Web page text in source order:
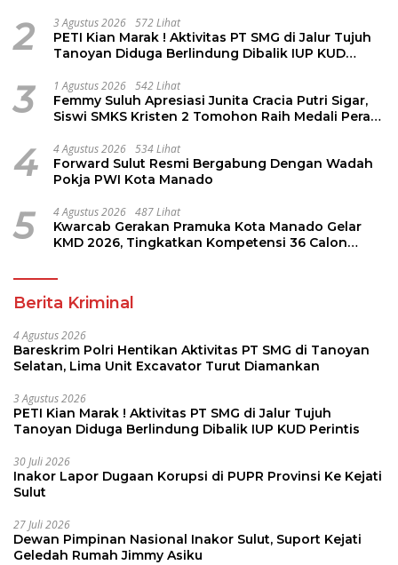
2 3 Agustus 2026 572 Lihat
PETI Kian Marak ! Aktivitas PT SMG di Jalur Tujuh
Tanoyan Diduga Berlindung Dibalik IUP KUD
3 1 Agustus 2026 542 Lihat
Femmy Suluh Apresiasi Junita Cracia Putri Sigar,
Siswi SMKS Kristen 2 Tomohon Raih Medali Perak
4 4 Agustus 2026 534 Lihat
Forward Sulut Resmi Bergabung Dengan Wadah
Pokja PWI Kota Manado
5 4 Agustus 2026 487 Lihat
Kwarcab Gerakan Pramuka Kota Manado Gelar
KMD 2026, Tingkatkan Kompetensi 36 Calon
Berita Kriminal
4 Agustus 2026
Bareskrim Polri Hentikan Aktivitas PT SMG di Tanoyan
Selatan, Lima Unit Excavator Turut Diamankan
3 Agustus 2026
PETI Kian Marak ! Aktivitas PT SMG di Jalur Tujuh
Tanoyan Diduga Berlindung Dibalik IUP KUD Perintis
30 Juli 2026
Inakor Lapor Dugaan Korupsi di PUPR Provinsi Ke Kejati
Sulut
27 Juli 2026
Dewan Pimpinan Nasional Inakor Sulut, Suport Kejati
Geledah Rumah Jimmy Asiku